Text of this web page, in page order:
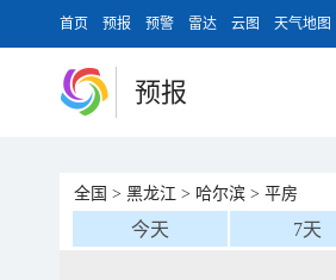
首页 预报 预警 雷达 云图 天气地图
预报
全国 > 黑龙江 > 哈尔滨 > 平房
今天 7天